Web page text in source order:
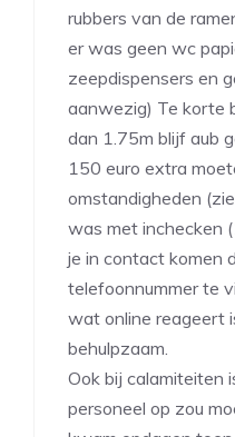
rubbers van de
er was geen wc
zeepdispensers en
aanwezig) Te korte
dan 1.75m blijf aub
150 euro extra
omstandigheden
was met inchecken
je in contact komen
telefoonnummer te
wat online reageert
behulpzaam.
Ook bij calamiteiten
personeel op zou